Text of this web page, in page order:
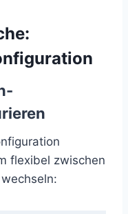
flexibel zwischen